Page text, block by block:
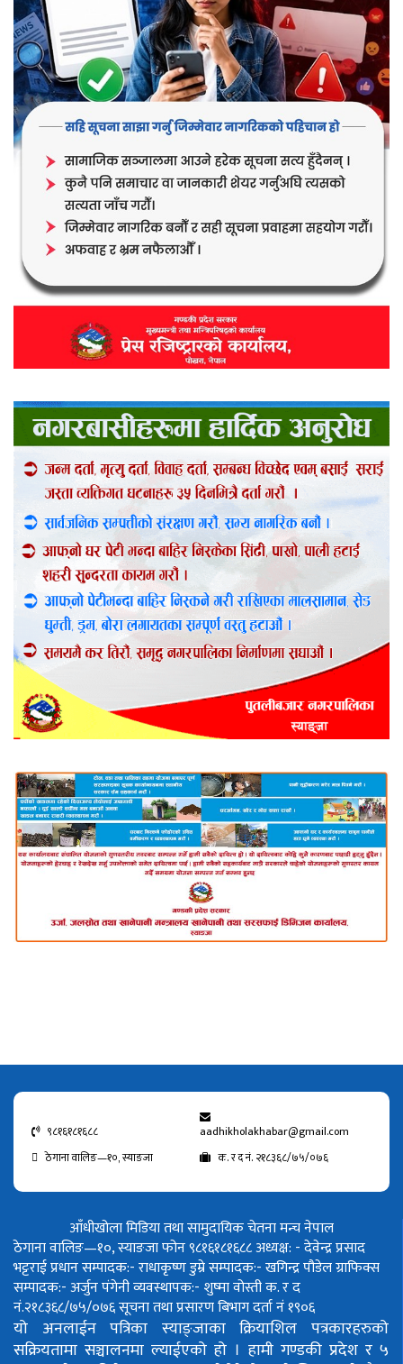
९८१६१८१६८८
aadhikholakhabar@gmail.com
ठेगाना वालिङ—१०, स्याङजा
क. र द नं. २१८३६८/७५/०७६
आँधीखोला मिडिया तथा सामुदायिक चेतना मन्च नेपाल
ठेगाना वालिङ—१०, स्याङजा फोन ९८१६१८१६८८अध्यक्ष: - देवेन्द्र प्रसाद
भट्टराईप्रधान सम्पादक:- राधाकृष्ण डुम्रेसम्पादक:- खगिन्द्र पौडेलग्राफिक्स
सम्पादक:- अर्जुन पंगेनीव्यवस्थापक:- शुष्मा वोस्तीक. र द
नं.२१८३६८/७५/०७६सूचना तथा प्रसारण बिभाग दर्ता नं १९०६
यो अनलाईन पत्रिका स्याङ्जाका क्रियाशिल पत्रकारहरुको
सक्रियतामा सञ्चालनमा ल्याईएको हो । हामी गण्डकी प्रदेश र ५